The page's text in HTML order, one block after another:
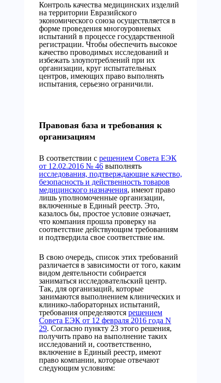
Контроль качества медицинских изделий
на территории Евразийского
экономического союза осуществляется в
форме проведения многоуровневых
испытаний в процессе государственной
регистрации. Чтобы обеспечить высокое
качество проводимых исследований и
избежать злоупотреблений при их
организации, круг испытательных
центров, имеющих право выполнять
испытания, серьезно ограничили.
Правовая база и требования к
организациям
В соответствии с решением Совета ЕЭК
от 12.02.2016 № 46 выполнять
исследования, подтверждающие качество,
безопасность и действенность товаров
медицинского назначения, имеют право
лишь уполномоченные организации,
включенные в Единый реестр. Это,
казалось бы, простое условие означает,
что компания прошла проверку на
соответствие действующим требованиям
и подтвердила свое соответствие им.
В свою очередь, список этих требований
различается в зависимости от того, каким
видом деятельности собирается
заниматься исследовательский центр.
Так, для организаций, которые
занимаются выполнением клинических и
клинико-лабораторных испытаний,
требования определяются решением
Совета ЕЭК от 12 февраля 2016 года N
29. Согласно пункту 23 этого решения,
получить право на выполнение таких
исследований и, соответственно,
включение в Единый реестр, имеют
право компании, которые отвечают
следующим условиям: